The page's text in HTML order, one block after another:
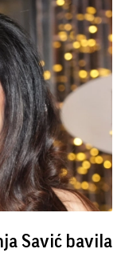
Savić bavila